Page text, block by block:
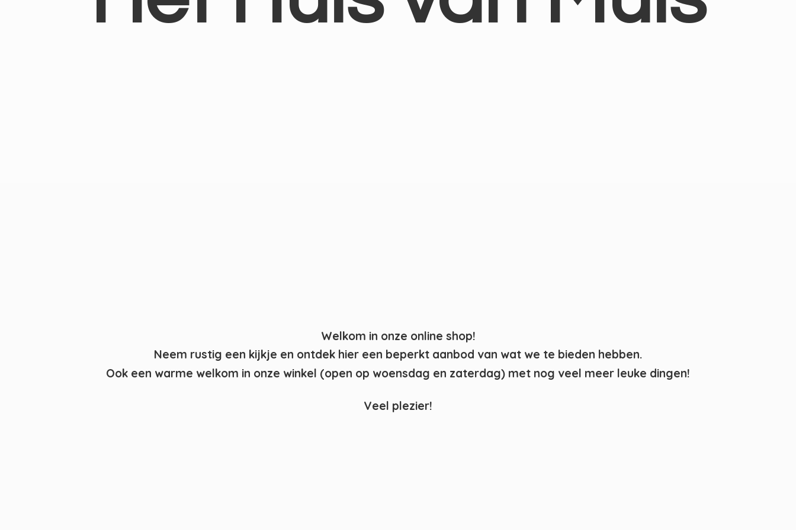
Welkom in onze online shop!
Neem rustig een kijkje en ontdek hier een beperkt aanbod van wat we te bieden hebben.
Ook een warme welkom in onze winkel (open op woensdag en zaterdag) met nog veel meer leuke dingen!
Veel plezier!